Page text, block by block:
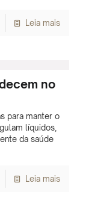
Leia mais
no
para manter o
líquidos,
da saúde
Leia mais